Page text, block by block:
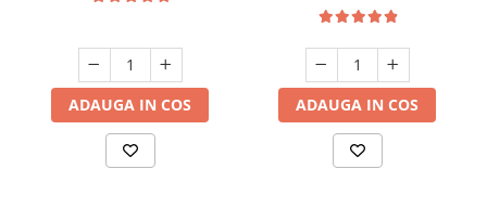
ADAUGA IN COS ADAUGA IN COS